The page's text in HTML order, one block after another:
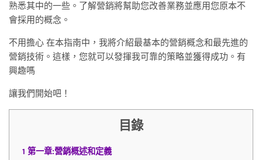
熟悉其中的一些。了解營銷將幫助您改善業務並應用您原本不
會採用的概念。
不用擔心 在本指南中，我將介紹最基本的營銷概念和最先進的
營銷技術。這樣，您就可以發揮我可靠的策略並獲得成功。有
興趣嗎
讓我們開始吧！
目錄
1 第一章:營銷概述和定義